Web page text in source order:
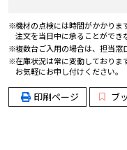
機材の点検には時間がかかりま
注文を当日中に承ることができ
複数台ご入用の場合は、担当窓
在庫状況は常に変動しておりま
お気軽にお申し付けください。
印刷ページ ブ